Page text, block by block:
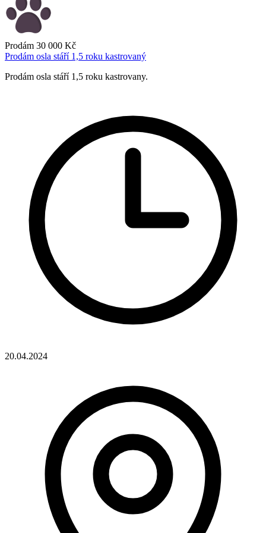
Prodám 30 000 Kč
Prodám osla stáří 1,5 roku kastrovaný
Prodám osla stáří 1,5 roku kastrovany.
20.04.2024